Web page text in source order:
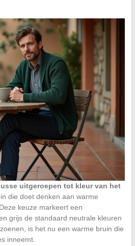
uitgeroepen tot kleur van het
die doet denken aan warme
keuze markeert een
grijs de standaard neutrale kleuren
is het nu een warme bruin die
inneemt.